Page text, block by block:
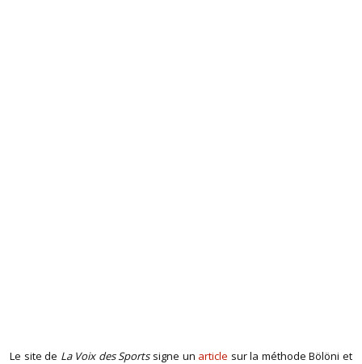
Le site de La Voix des Sportssigne un article sur la méthode Bölöni et